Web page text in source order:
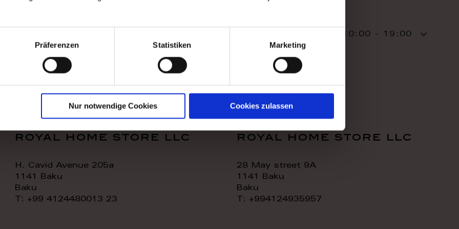
Präferenzen Statistiken Marketing
Nur notwendige Cookies Cookies zulassen
CONTACT:
10:00 - 19:00
CONTACT:
royal home store llc
H. Cavid Avenue 205a
1141 Baku
Baku
T: +99 4124480013 23
royal home store llc
28 May street 9A
1141 Baku
Baku
T: +994124935957